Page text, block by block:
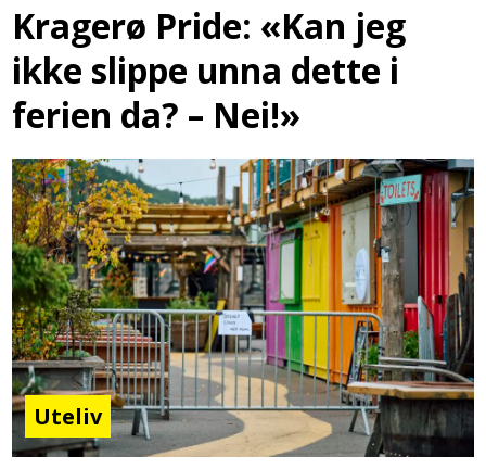
Kragerø Pride: «Kan jeg
ikke slippe unna dette i
ferien da? – Nei!»
Uteliv